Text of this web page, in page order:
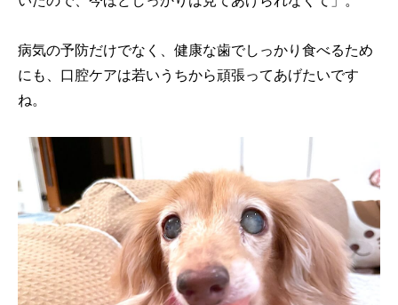
病気の予防だけでなく、健康な歯でしっかり食べるため
にも、口腔ケアは若いうちから頑張ってあげたいです
ね。